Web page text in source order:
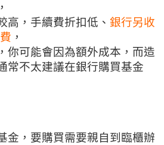
高，手續費折扣低、 銀行另收
，
你可能會因為額外成本，而造
常不太建議在銀行購買基金
金，要購買需要親自到臨櫃辦